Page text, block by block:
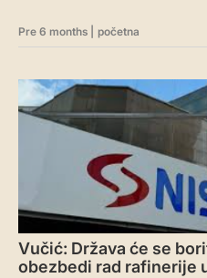
Pre 6 months početna
Vučić: Država će se
obezbedi rad rafinerije